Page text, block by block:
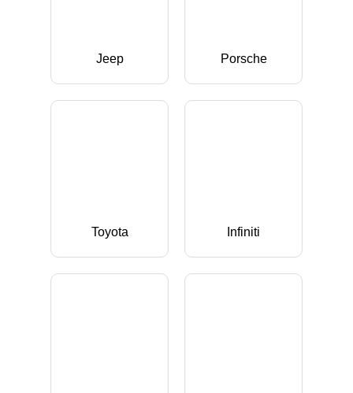
Jeep Porsche
Toyota Infiniti